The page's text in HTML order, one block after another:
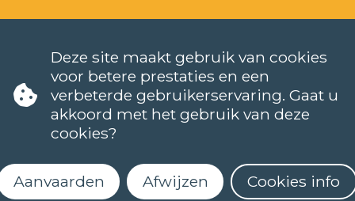
TALEN
NEDERLANDS (NT2)
Wanneer starten de lessen?
Deze site maakt gebruik van cookies
voor betere prestaties en een
verbeterde gebruikerservaring. Gaat u
akkoord met het gebruik van deze
cookies?
Aanvaarden Afwijzen Cookies info